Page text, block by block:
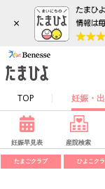
×
TOP 妊娠・
妊娠早見表 産院検索
たまごクラブ ひよこク